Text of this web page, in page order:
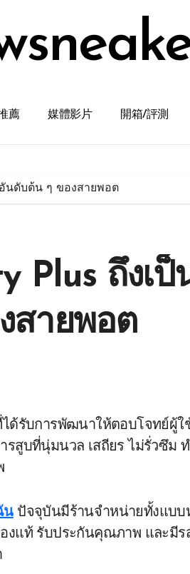
薦 媒體影片 開箱/評測
นดับต้น ๆ ของสายพอต
Plus ถึงเป็
สายพอต
ด้รับการพัฒนาให้ตอบโจทย์ผู้ใ
สูบที่นุ่มนวล เสถียร ไม่รั่วซึม
นปัจจุบันมีร้านจำหน่ายทั้งแบบ
งแท้ รับประกันคุณภาพ และมีร